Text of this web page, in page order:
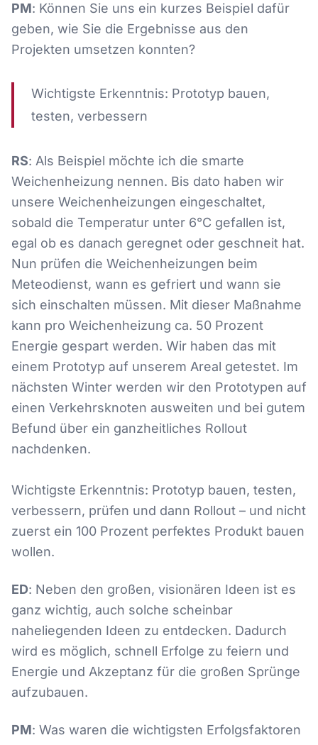
PM: Können Sie uns ein kurzes Beispiel dafür
geben, wie Sie die Ergebnisse aus den
Projekten umsetzen konnten?
Wichtigste Erkenntnis: Prototyp bauen,
testen, verbessern
RS: Als Beispiel möchte ich die smarte
Weichenheizung nennen. Bis dato haben wir
unsere Weichenheizungen eingeschaltet,
sobald die Temperatur unter 6°C gefallen ist,
egal ob es danach geregnet oder geschneit hat.
Nun prüfen die Weichenheizungen beim
Meteodienst, wann es gefriert und wann sie
sich einschalten müssen. Mit dieser Maßnahme
kann pro Weichenheizung ca. 50 Prozent
Energie gespart werden. Wir haben das mit
einem Prototyp auf unserem Areal getestet. Im
nächsten Winter werden wir den Prototypen auf
einen Verkehrsknoten ausweiten und bei gutem
Befund über ein ganzheitliches Rollout
nachdenken.
Wichtigste Erkenntnis: Prototyp bauen, testen,
verbessern, prüfen und dann Rollout – und nicht
zuerst ein 100 Prozent perfektes Produkt bauen
wollen.
ED: Neben den großen, visionären Ideen ist es
ganz wichtig, auch solche scheinbar
naheliegenden Ideen zu entdecken. Dadurch
wird es möglich, schnell Erfolge zu feiern und
Energie und Akzeptanz für die großen Sprünge
aufzubauen.
PM: Was waren die wichtigsten Erfolgsfaktoren